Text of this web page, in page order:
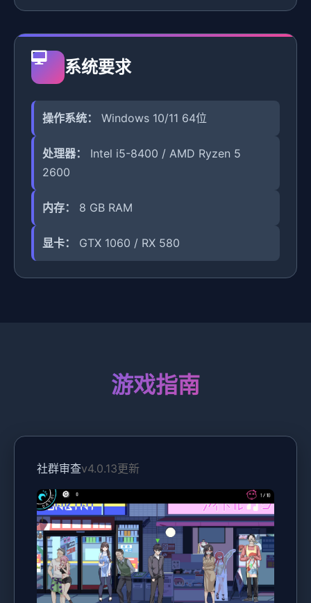
系统要求
操作系统： Windows 10/11 64位
处理器：
Intel i5-8400 / AMD Ryzen 5
2600
内存： 8 GB RAM
显卡： GTX 1060 / RX 580
游戏指南
社群审查v4.0.13更新